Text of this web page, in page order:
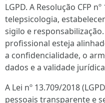
LGPD. A Resolução CFP
telepsicologia,
sigilo e
profissional esteja
a confidencialidade, o
dados e a validade
A Lei nº 13.709/2018
pessoais transparente e